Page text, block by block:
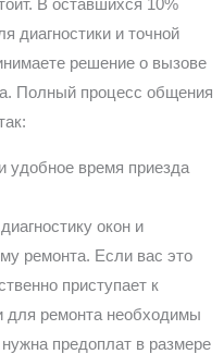
В оставшихся 10%
диагностики и точной
решение о вызове
Полный процесс общения
удобное время приезда
окон и
ремонта. Если вас это
приступает к
для ремонта необходимы
предоплат в размере